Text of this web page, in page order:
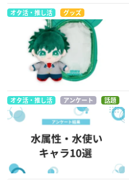
オタ活・推し活 グッズ
オタ活・推し活 アンケート 話題